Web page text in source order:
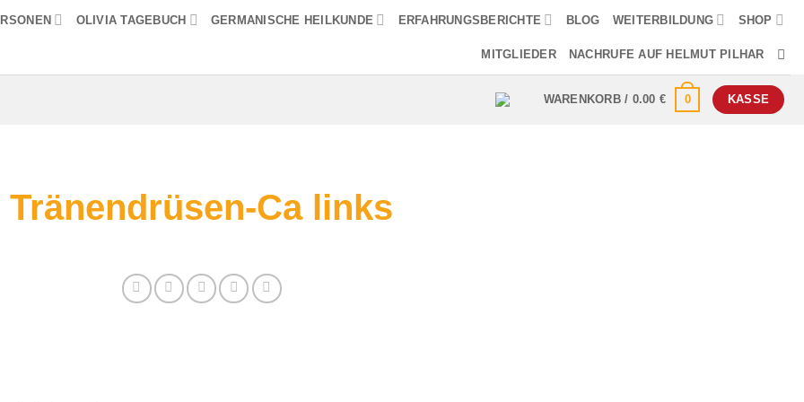
OLIVIA TAGEBUCH GERMANISCHE HEILKUNDE ERFAHRUNGSBERICHTE BLOG WEITERBILDUNG SHOP
MITGLIEDER NACHRUFE AUF HELMUT PILHAR
WARENKORB / 0.00 € 0 KASSE
Tränendrüsen-Ca links